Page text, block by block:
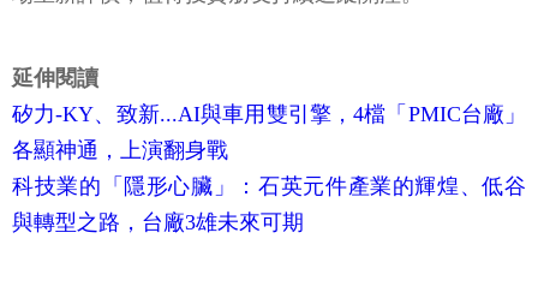
延伸閱讀
矽力-KY、致新...AI與車用雙引擎，4檔「PMIC台廠」
各顯神通，上演翻身戰
科技業的「隱形心臟」：石英元件產業的輝煌、低谷
與轉型之路，台廠3雄未來可期